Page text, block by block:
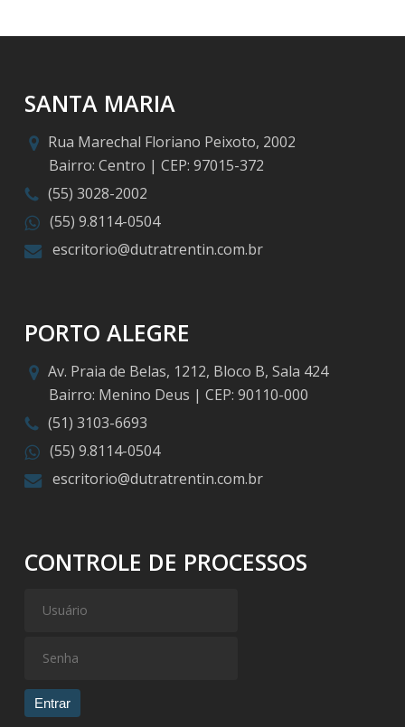
SANTA MARIA
Rua Marechal Floriano Peixoto, 2002
Bairro: Centro | CEP: 97015-372
(55) 3028-2002
(55) 9.8114-0504
escritorio@dutratrentin.com.br
PORTO ALEGRE
Av. Praia de Belas, 1212, Bloco B, Sala 424
Bairro: Menino Deus | CEP: 90110-000
(51) 3103-6693
(55) 9.8114-0504
escritorio@dutratrentin.com.br
CONTROLE DE PROCESSOS
Entrar